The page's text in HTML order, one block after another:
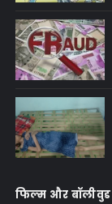
फिल्म और बॉलीवुड